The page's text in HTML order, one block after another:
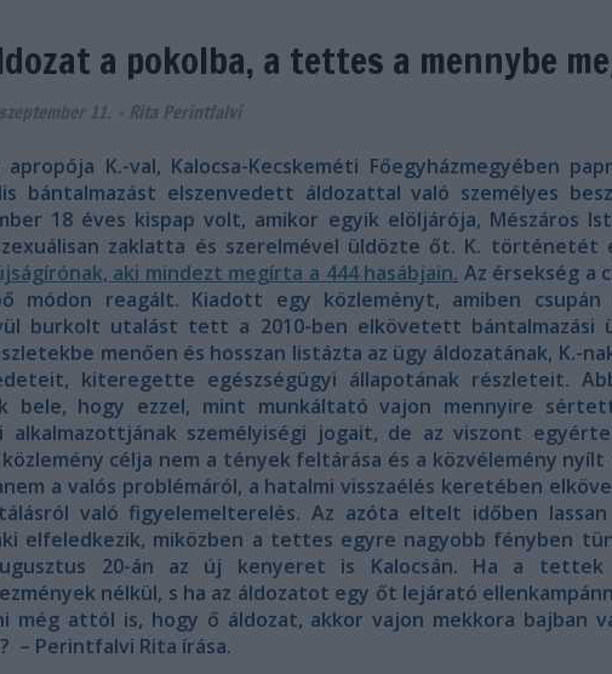
a pokolba, a tettes a mennybe
11. - Rita Perintfalvi
apropója K.-val, Kalocsa-Kecskeméti Főegyházmegyében
bántalmazást elszenvedett áldozattal való személyes
18 éves kispap volt, amikor egyik elöljárója, Mészáros
zaklatta és szerelmével üldözte őt. K. történetét
aki mindezt megírta a 444 hasábjain. Az érsekség a
módon reagált. Kiadott egy közleményt, amiben
burkolt utalást tett a 2010-ben elkövetett bántalmazási
menően és hosszan listázta az ügy áldozatának, K.-
kiteregette egészségügyi állapotának részleteit.
bele, hogy ezzel, mint munkáltató vajon mennyire
alkalmazottjának személyiségi jogait, de az viszont
célja nem a tények feltárása és a közvélemény
a valós problémáról, a hatalmi visszaélés keretében
való figyelemelterelés. Az azóta eltelt időben
elfeledkezik, miközben a tettes egyre nagyobb fényben
20-án az új kenyeret is Kalocsán. Ha a tettek
nélkül, s ha az áldozatot egy őt lejárató
még attól is, hogy ő áldozat, akkor vajon mekkora bajban
– Perintfalvi Rita írása.